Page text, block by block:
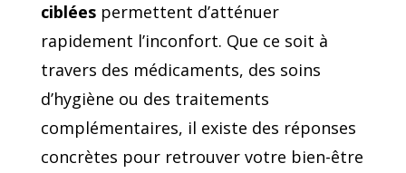
cibléespermettent d’atténuer
rapidement l’inconfort. Que ce soit à
travers des médicaments, des soins
d’hygiène ou des traitements
complémentaires, il existe des réponses
concrètes pour retrouver votre bien-être